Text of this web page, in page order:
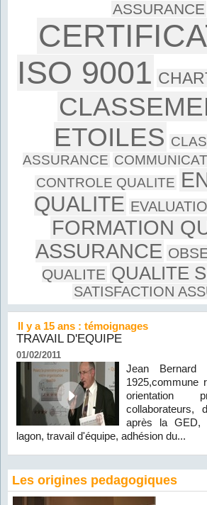
ASSURANCE
ISO 9001
ETOILES
ASSURANCE
CONTROLE QUALITE
QUALITE
FORMATION
ASSURANCE
QUALITE QUALITE
SATISFACTION
Il y a 15 ans : témoignages
TRAVAIL D'EQUIPE
01/02/2011
Jean Bernard
1925,commune
orientation
collaborateurs,
après la GED,
lagon, travail d'équipe, adhésion du...
Les origines pedagogiques